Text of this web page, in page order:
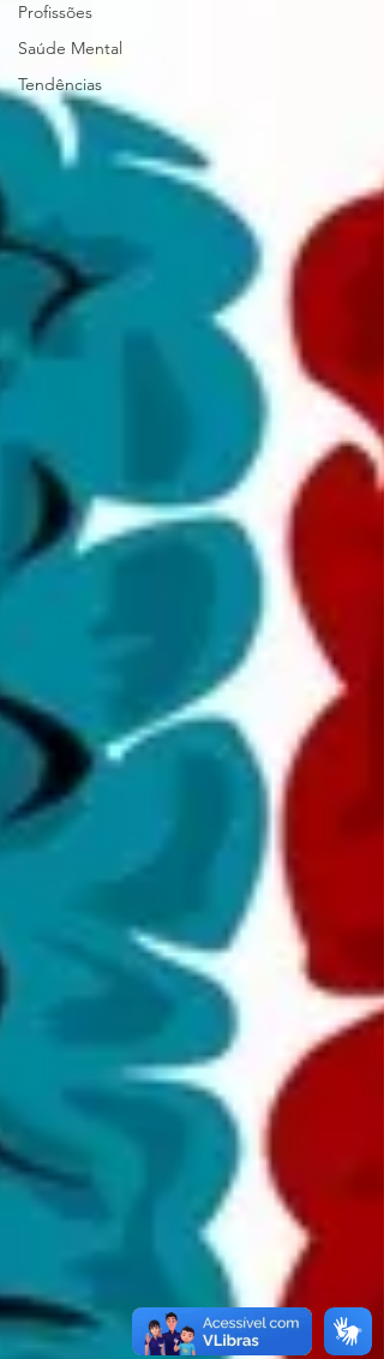
Profissões
Saúde Mental
Tendências